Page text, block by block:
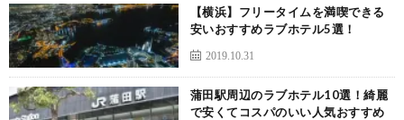
【横浜】フリータイムを満喫できる
安いおすすめラブホテル5選！
2019.10.31
蒲田駅周辺のラブホテル10選！綺麗
で安くてコスパのいい人気おすすめ